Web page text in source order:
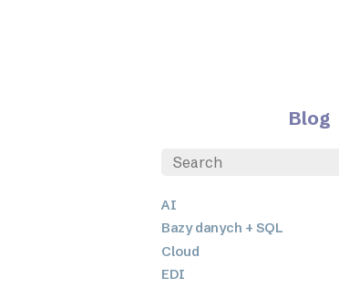
Blog
AI
Bazy danych + SQL
Cloud
EDI